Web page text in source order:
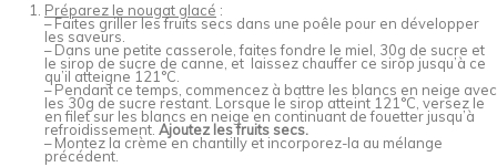
Préparez le nougat glacé :
– Faites griller les fruits secs dans une poêle pour en développer
les saveurs.
– Dans une petite casserole, faites fondre le miel, 30g de sucre et
le sirop de sucre de canne, et laissez chauffer ce sirop jusqu’à ce
qu’il atteigne 121°C.
– Pendant ce temps, commencez à battre les blancs en neige avec
les 30g de sucre restant. Lorsque le sirop atteint 121°C, versez le
en filet sur les blancs en neige en continuant de fouetter jusqu’à
refroidissement. Ajoutez les fruits secs.
– Montez la crème en chantilly et incorporez-la au mélange
précédent.